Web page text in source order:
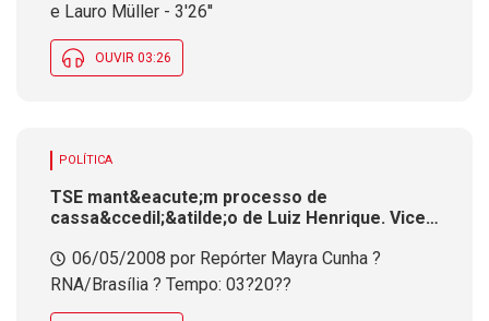
e Lauro Müller - 3'26''
OUVIR 03:26
POLÍTICA
TSE mant&eacute;m processo de
cassa&ccedil;&atilde;o de Luiz Henrique. Vice,
poder&aacute; se defender
06/05/2008 por Repórter Mayra Cunha ?
RNA/Brasília ? Tempo: 03?20??